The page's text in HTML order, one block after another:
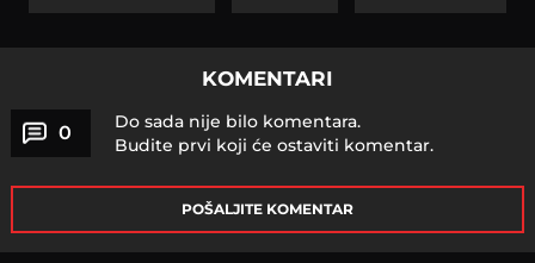
KOMENTARI
0
Do sada nije bilo komentara.
Budite prvi koji će ostaviti komentar.
POŠALJITE KOMENTAR